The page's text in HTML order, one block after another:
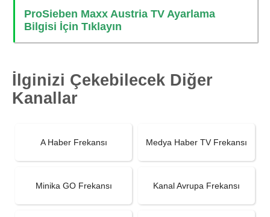
ProSieben Maxx Austria TV Ayarlama
Bilgisi İçin Tıklayın
İlginizi Çekebilecek Diğer
Kanallar
A Haber Frekansı Medya Haber TV Frekansı
Minika GO Frekansı Kanal Avrupa Frekansı